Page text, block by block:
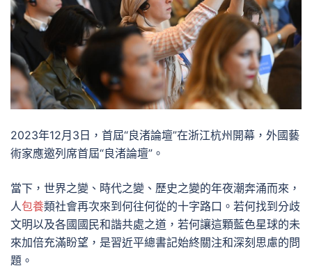
2023年12月3日，首屆“良渚論壇”在浙江杭州開幕，外國藝
術家應邀列席首屆“良渚論壇”。
當下，世界之變、時代之變、歷史之變的年夜潮奔涌而來，
人包養類社會再次來到何往何從的十字路口。若何找到分歧
文明以及各國國民和諧共處之道，若何讓這顆藍色星球的未
來加倍充滿盼望，是習近平總書記始終關注和深刻思慮的問
題。